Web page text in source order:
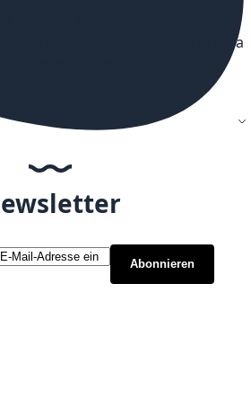
Anwendung ist dieses Aroma
Dampfen lieben.
unseren Newsletter an:
Abonnieren